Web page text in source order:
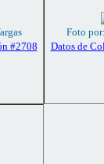
#2708
Foto
Datos de